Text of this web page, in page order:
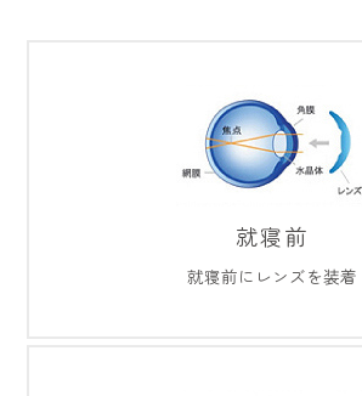
就寝前
就寝前にレンズを装着